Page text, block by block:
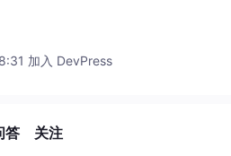
加入 DevPress
答 关注